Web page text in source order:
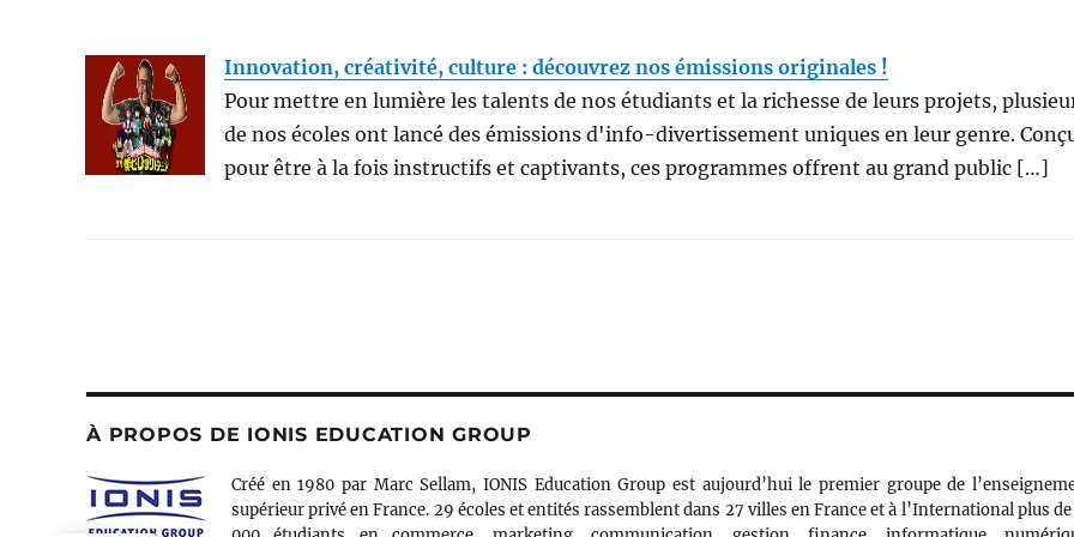
Innovation, créativité, culture : découvrez nos émissions originales !
Pour mettre en lumière les talents de nos étudiants et la richesse de leurs projets,
de nos écoles ont lancé des émissions d'info-divertissement uniques en leur genre.
pour être à la fois instructifs et captivants, ces programmes offrent au grand public […]
À PROPOS DE IONIS EDUCATION GROUP
Créé en 1980 par Marc Sellam, IONIS Education Group est aujourd’hui le premier groupe de
supérieur privé en France. 29 écoles et entités rassemblent dans 27 villes en France et à l’International plus de